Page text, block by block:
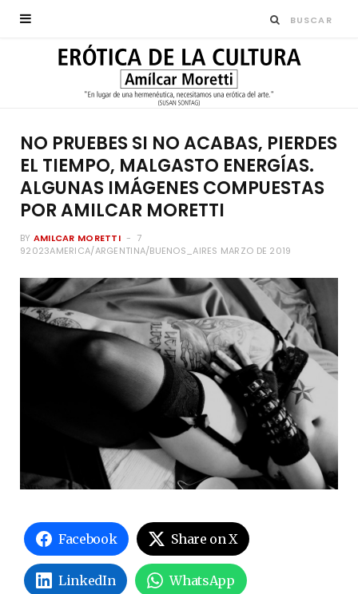
NO PRUEBES SI NO ACABAS, PIERDES
EL TIEMPO, MALGASTO ENERGÍAS.
ALGUNAS IMÁGENES COMPUESTAS
POR AMILCAR MORETTI
BY AMILCAR MORETTI
7
92023AMERICA/ARGENTINA/BUENOS_AIRES MARZO DE 2019
Facebook Share on X
LinkedIn WhatsApp